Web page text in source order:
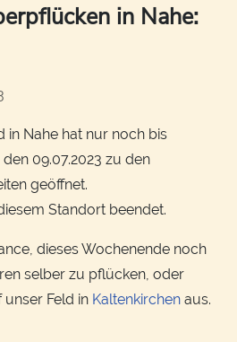
in Nahe:
in Nahe hat nur noch bis
09.07.2023 zu den
geöffnet.
Standort beendet.
dieses Wochenende noch
selber zu pflücken, oder
Feld in Kaltenkirchen aus.